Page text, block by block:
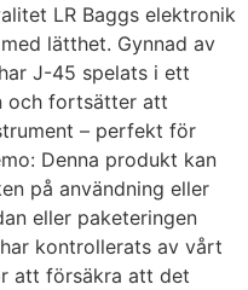
LR Baggs elektronik
lätthet. Gynnad av
J-45 spelats i ett
och fortsätter att
– perfekt för
Denna produkt kan
på användning eller
eller paketeringen
kontrollerats av vårt
att försäkra att det